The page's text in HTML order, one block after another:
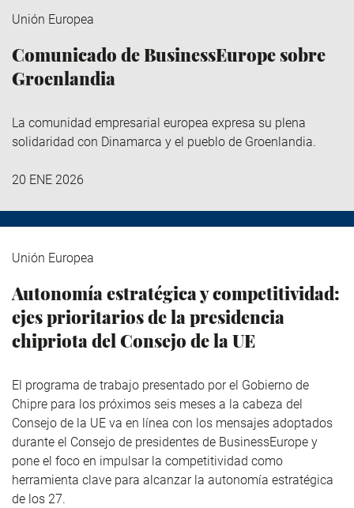
Unión Europea
Comunicado de BusinessEurope sobre
Groenlandia
La comunidad empresarial europea expresa su plena
solidaridad con Dinamarca y el pueblo de Groenlandia.
20 ENE 2026
Unión Europea
Autonomía estratégica y competitividad:
ejes prioritarios de la presidencia
chipriota del Consejo de la UE
El programa de trabajo presentado por el Gobierno de
Chipre para los próximos seis meses a la cabeza del
Consejo de la UE va en línea con los mensajes adoptados
durante el Consejo de presidentes de BusinessEurope y
pone el foco en impulsar la competitividad como
herramienta clave para alcanzar la autonomía estratégica
de los 27.